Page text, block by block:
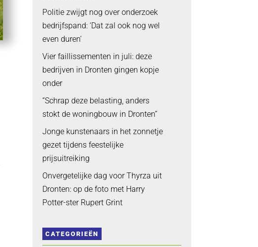
Politie zwijgt nog over onderzoek
bedrijfspand: ‘Dat zal ook nog wel
even duren’
Vier faillissementen in juli: deze
bedrijven in Dronten gingen kopje
onder
“Schrap deze belasting, anders
stokt de woningbouw in Dronten”
Jonge kunstenaars in het zonnetje
gezet tijdens feestelijke
prijsuitreiking
Onvergetelijke dag voor Thyrza uit
Dronten: op de foto met Harry
Potter-ster Rupert Grint
CATEGORIEËN